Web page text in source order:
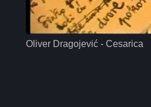
Oliver Dragojević - Cesarica